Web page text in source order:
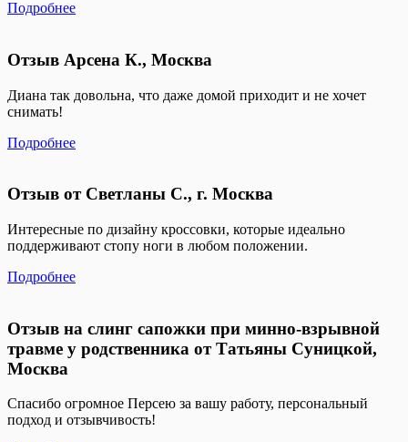
Подробнее
Отзыв Арсена К., Москва
Диана так довольна, что даже домой приходит и не хочет
снимать!
Подробнее
Отзыв от Светланы С., г. Москва
Интересные по дизайну кроссовки, которые идеально
поддерживают стопу ноги в любом положении.
Подробнее
Отзыв на слинг сапожки при минно-взрывной
травме у родственника от Татьяны Суницкой,
Москва
Спасибо огромное Персею за вашу работу, персональный
подход и отзывчивость!